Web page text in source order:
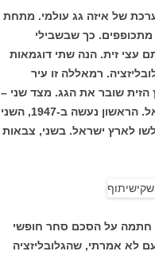
של איזה גג עולמי. מתחת
מתכופפים. כך שבשבילי
עצי זית. הנה שתי דוגמאות
רמאללה זו עיר
הזית שובר את הגג. מצד שני –
קמפ דייויד. זה היה הניסיון הגדול השני בהיסטוריה לחלק את ארץ ישראל. הראשון נעשה ב-1947, השני
פלשו לארץ ישראל. בשני, צבאות
חתמה על הסכם סחר חופשי
לא אמרתי, שהגלובליזציה